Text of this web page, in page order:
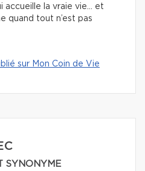
accueille la vraie vie… et
quand tout n’est pas
sur Mon Coin de Vie
SYNONYME